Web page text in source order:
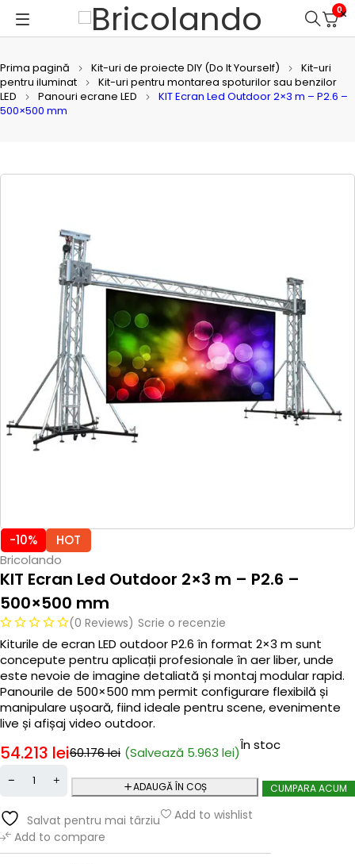
0
Prima pagină Kit-uri de proiecte DIY (Do It Yourself)
Kit-uri
pentru iluminat
Kit-uri pentru montarea spoturilor sau benzilor
LED
Panouri ecrane LED
KIT Ecran Led Outdoor 2×3 m – P2.6 –
500×500 mm
-10%
HOT
Bricolando
KIT Ecran Led Outdoor 2×3 m – P2.6 –
500×500 mm
(0 Reviews) Scrie o recenzie
Kiturile de ecran LED outdoor P2.6 în format 2×3 m sunt
concepute pentru aplicații profesionale în aer liber, unde
este nevoie de imagine detaliată și montaj modular rapid.
Panourile de 500×500 mm permit configurare flexibilă și
manipulare ușoară, fiind ideale pentru scene, evenimente
live și afișaj video outdoor.
60.176lei
54.213 lei (Salvează 5.963 lei)În stoc
ADAUGĂ ÎN COȘ CUMPARA ACUM
Salvat pentru mai târziu
Add to wishlist
Add to compare